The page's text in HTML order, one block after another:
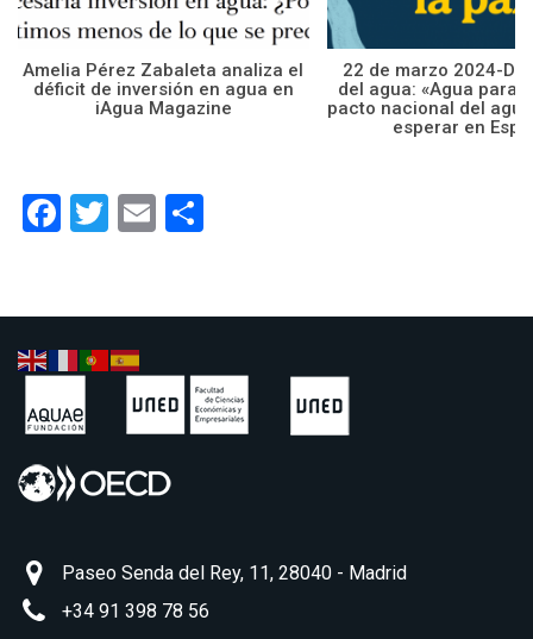
Amelia Pérez Zabaleta analiza el
déficit de inversión en agua en
iAgua Magazine
22 de marzo 2024-
del agua: «Agua para
pacto nacional del
esperar en
Facebook
Twitter
Email
Paseo Senda del Rey, 11, 28040 - Madrid
+34 91 398 78 56